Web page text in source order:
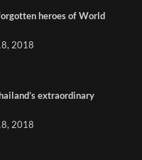
heroes of World
2018
extraordinary
2018